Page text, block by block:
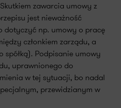
zawarcia umowy z
jest nieważność
dotyczyć np. umowy o pracę
członkiem zarządu, a
spółką). Podpisanie umowy
uprawnionego do
w tej sytuacji, bo nadal
przewidzianym w